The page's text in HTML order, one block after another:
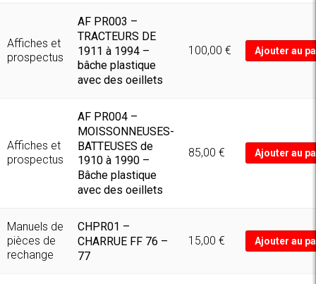
Affiches et
prospectus
AF PR003 –
TRACTEURS DE
1911 à 1994 –
bâche plastique
avec des oeillets
100,00 € Ajouter au
Affiches et
prospectus
AF PR004 –
MOISSONNEUSES-
BATTEUSES de
1910 à 1990 –
Bâche plastique
avec des oeillets
85,00 € Ajouter au
Manuels de
pièces de
rechange
CHPR01 –
CHARRUE FF 76 –
77
15,00 € Ajouter au